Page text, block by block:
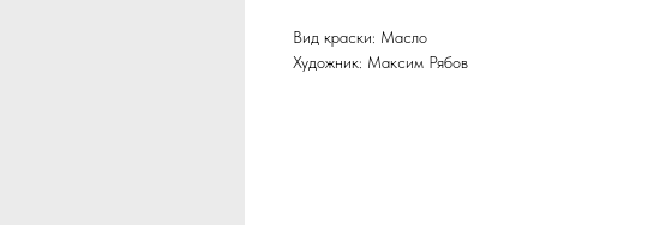
Вид краски: Масло
Художник: Максим Рябов